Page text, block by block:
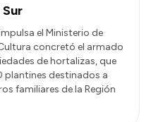
el Ministerio de
concretó el armado
de hortalizas, que
plantines destinados a
familiares de la Región